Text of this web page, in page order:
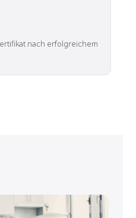
nach erfolgreichem